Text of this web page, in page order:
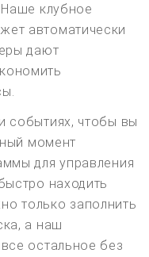
клубное
автоматически
дают
событиях, чтобы вы
момент
для управления
находить
только заполнить
а наш
остальное без